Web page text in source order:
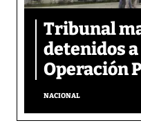
Tribunal
detenidos
Operación
NACIONAL